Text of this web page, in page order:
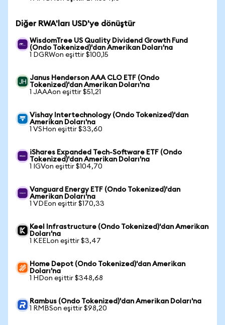
Diğer RWA'ları USD'ye dönüştür
WisdomTree US Quality Dividend Growth Fund
(Ondo Tokenized)'dan Amerikan Doları'na
1 DGRWon eşittir $100,15
Janus Henderson AAA CLO ETF (Ondo
Tokenized)'dan Amerikan Doları'na
1 JAAAon eşittir $51,21
Vishay Intertechnology (Ondo Tokenized)'dan
Amerikan Doları'na
1 VSHon eşittir $33,60
iShares Expanded Tech-Software ETF (Ondo
Tokenized)'dan Amerikan Doları'na
1 IGVon eşittir $104,70
Vanguard Energy ETF (Ondo Tokenized)'dan
Amerikan Doları'na
1 VDEon eşittir $170,33
Keel Infrastructure (Ondo Tokenized)'dan Amerikan
Doları'na
1 KEELon eşittir $3,47
Home Depot (Ondo Tokenized)'dan Amerikan
Doları'na
1 HDon eşittir $348,68
Rambus (Ondo Tokenized)'dan Amerikan Doları'na
1 RMBSon eşittir $98,20